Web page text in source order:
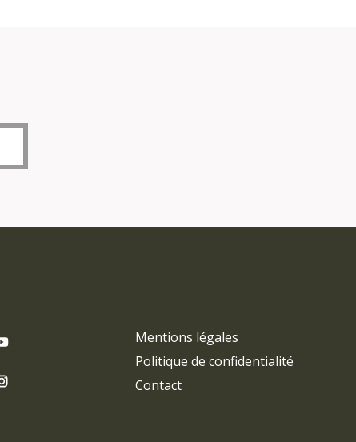
Mentions légales
Politique de confidentialité
Contact